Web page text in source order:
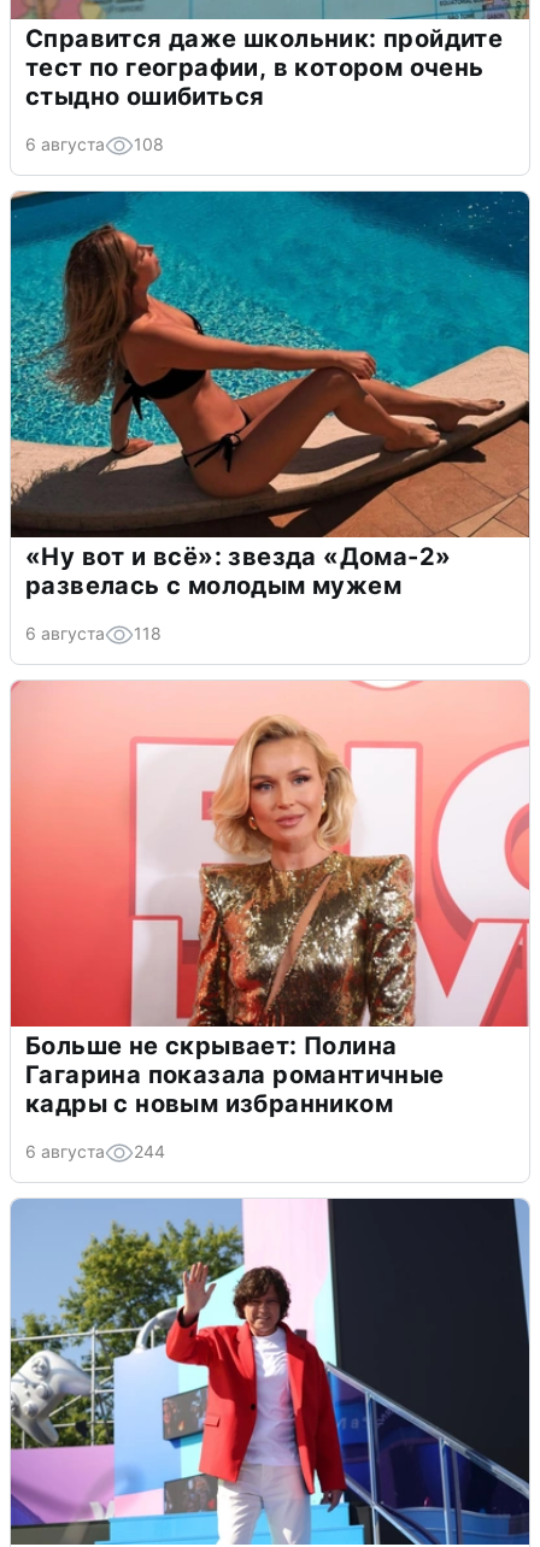
Справится даже школьник: пройдите
тест по географии, в котором очень
стыдно ошибиться
6 августа 108
«Ну вот и всё»: звезда «Дома-2»
развелась с молодым мужем
6 августа 118
Больше не скрывает: Полина
Гагарина показала романтичные
кадры с новым избранником
6 августа 244